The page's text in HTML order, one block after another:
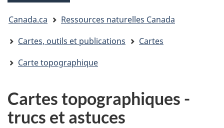
êtes
ici
Canada.ca
Ressources naturelles Canada
Cartes, outils et publications
Cartes
Carte topographique
Cartes topographiques -
trucs et astuces